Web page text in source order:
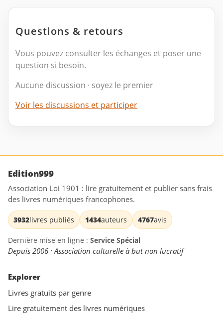
Questions & retours
Vous pouvez consulter les échanges et poser une
question si besoin.
Aucune discussion · soyez le premier
Voir les discussions et participer
Edition999
Association Loi 1901 : lire gratuitement et publier sans frais
des livres numériques francophones.
3932livres publiés 1434auteurs 4767avis
Dernière mise en ligne : Service Spécial
Depuis 2006 · Association culturelle à but non lucratif
Explorer
Livres gratuits par genre
Lire gratuitement des livres numériques